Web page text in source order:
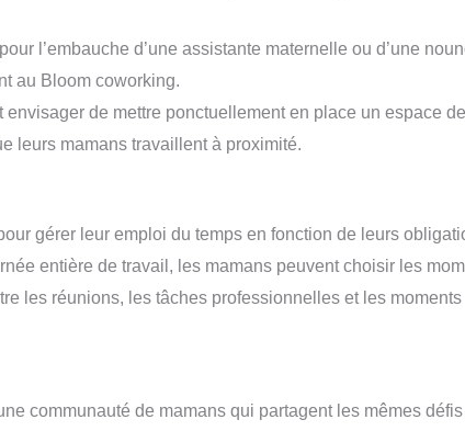
l’embauche d’une assistante maternelle ou d’une
au Bloom coworking.
de mettre ponctuellement en place un espace
leurs mamans travaillent à proximité.
gérer leur emploi du temps en fonction de leurs
entière de travail, les mamans peuvent choisir les
les réunions, les tâches professionnelles et les moments
communauté de mamans qui partagent les mêmes défis